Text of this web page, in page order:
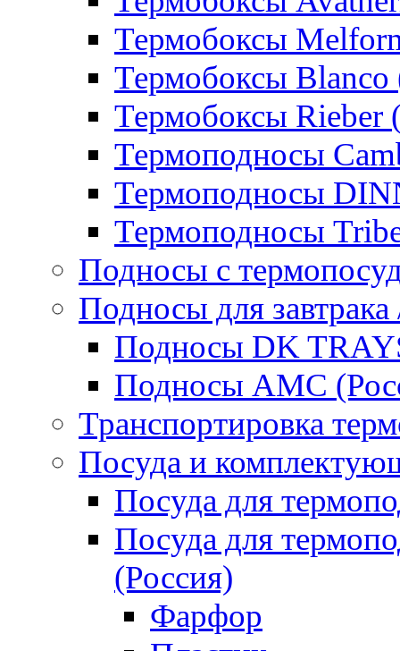
Термобоксы
Термобоксы Blanco
Термобоксы Rieber
Термоподносы
Термоподносы
Термоподносы
Подносы с
Подносы для завтрака
Подносы DK
Подносы AMC
Транспортировка
Посуда и
Посуда для
Посуда для
(Россия)
Фарфор